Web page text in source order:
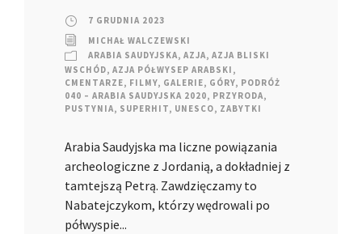
7 GRUDNIA 2023
MICHAŁ WALCZEWSKI
ARABIA SAUDYJSKA, AZJA, AZJA BLISKI
WSCHÓD, AZJA PÓŁWYSEP ARABSKI ,
CMENTARZE, FILMY, GALERIE, GÓRY, PODRÓŻ
040 – ARABIA SAUDYJSKA 2020, PRZYRODA,
PUSTYNIA, SUPERHIT, UNESCO, ZABYTKI
Arabia Saudyjska ma liczne powiązania
archeologiczne z Jordanią, a dokładniej z
tamtejszą Petrą. Zawdzięczamy to
Nabatejczykom, którzy wędrowali po
półwyspie...